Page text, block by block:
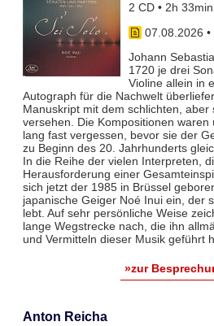
2 CD • 2h
07.08.2026 •
Johann
1720 je drei
Violine allein in
Autograph für die Nachwelt
Manuskript mit dem schlichten, aber
versehen. Die Kompositionen
lang fast vergessen, bevor sie der
zu Beginn des 20. Jahrhunderts
In die Reihe der vielen Interpreten,
Herausforderung einer
sich jetzt der 1985 in Brüssel
japanische Geiger Noé Inui ein, der
lebt. Auf sehr persönliche Weise
lange Wegstrecke nach, die ihn
und Vermitteln dieser Musik geführt
»zur
Anton Reicha